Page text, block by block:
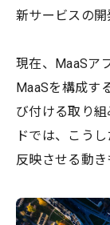
新サービスの開
現在、MaaSア
MaaSを構成す
び付ける取り
ドでは、こう
反映させる動き